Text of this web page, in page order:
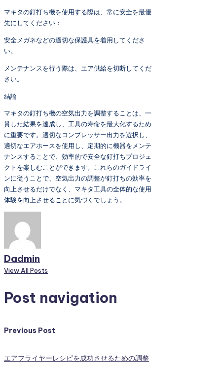
マキタの釘打ち機を使用する際は、常に安全を最優
先にしてください：
安全メガネなどの適切な保護具を着用してくださ
い。
メンテナンスを行う際は、エア供給を切断してくだ
さい。
結論
マキタの釘打ち機の空気出力を調整することは、一
貫した結果を達成し、工具の寿命を最大化するため
に重要です。適切なコンプレッサー出力を選択し、
適切なエアホースを使用し、定期的に機器をメンテ
ナンスすることで、効率的で安全な釘打ちプロジェ
クトを楽しむことができます。これらのガイドライ
ンに従うことで、空気出力の調整が釘打ちの効率を
向上させるだけでなく、マキタ工具の全体的な使用
体験を向上させることに気づくでしょう。
Dadmin
View All Posts
Post navigation
Previous Post
エアフライヤーレシピを成功させるための調整